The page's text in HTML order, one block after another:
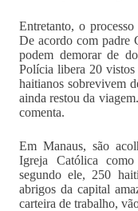
Entretanto, o
De acordo com padre
podem demorar de
Polícia libera 20 vistos
haitianos sobrevivem
ainda restou da
comenta.
Em Manaus, são
Igreja Católica
segundo ele, 250
abrigos da capital
carteira de trabalho,